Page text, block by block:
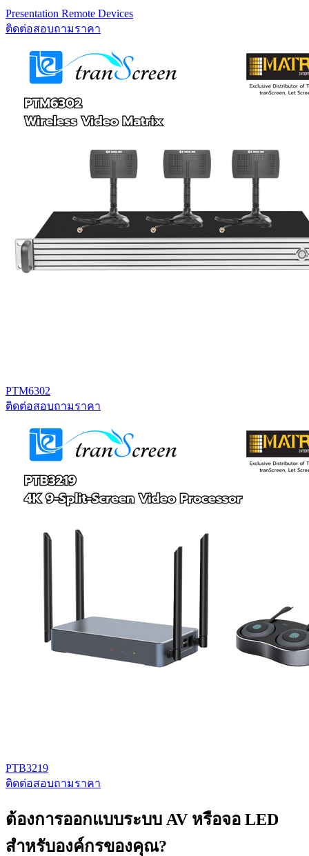
Presentation Remote Devices
ติดต่อสอบถามราคา
PTM6302
ติดต่อสอบถามราคา
PTB3219
ติดต่อสอบถามราคา
ต้องการออกแบบระบบ AV หรือจอ LED
สำหรับองค์กรของคุณ?